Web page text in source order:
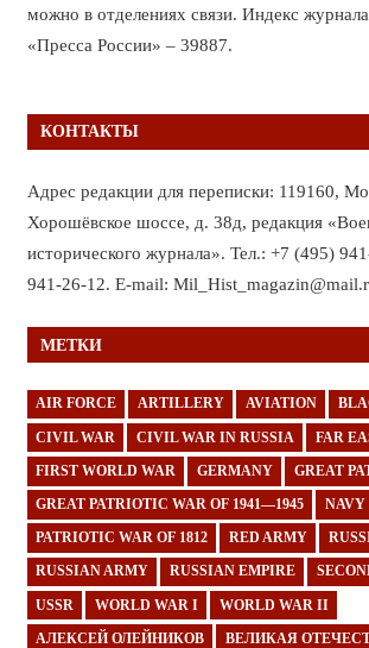
можно в отделениях связи. Индекс
«Пресса России» – 39887.
КОНТАКТЫ
Адрес редакции для переписки: 119160,
Хорошёвское шоссе, д. 38д, редакция
исторического журнала». Тел.: +7 (495)
941-26-12. E-mail:
МЕТКИ
AIR FORCE ARTILLERY AVIATION
CIVIL WAR CIVIL WAR IN RUSSIA FAR
FIRST WORLD WAR GERMANY GREAT
GREAT PATRIOTIC WAR OF 1941—1945 NAVY
PATRIOTIC WAR OF 1812 RED ARMY
RUSSIAN ARMY RUSSIAN EMPIRE
USSR WORLD WAR I WORLD WAR II
АЛЕКСЕЙ ОЛЕЙНИКОВ ВЕЛИКАЯ